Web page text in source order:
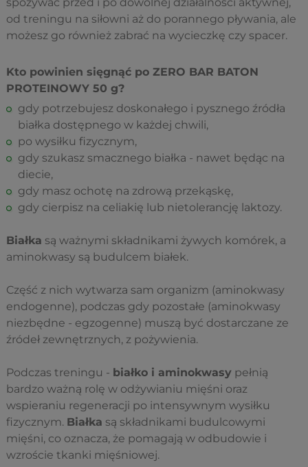
od treningu na siłowni aż do porannego pływania, ale
możesz go również zabrać na wycieczkę czy spacer.
Kto powinien sięgnąć po ZERO BAR BATON
PROTEINOWY 50 g?
gdy potrzebujesz doskonałego i pysznego źródła
białka dostępnego w każdej chwili,
po wysiłku fizycznym,
gdy szukasz smacznego białka - nawet będąc na
diecie,
gdy masz ochotę na zdrową przekąskę,
gdy cierpisz na celiakię lub nietolerancję laktozy.
Białka są ważnymi składnikami żywych komórek, a
aminokwasy są budulcem białek.
Część z nich wytwarza sam organizm (aminokwasy
endogenne), podczas gdy pozostałe (aminokwasy
niezbędne - egzogenne) muszą być dostarczane ze
źródeł zewnętrznych, z pożywienia.
Podczas treningu - białko i aminokwasy pełnią
bardzo ważną rolę w odżywianiu mięśni oraz
wspieraniu regeneracji po intensywnym wysiłku
fizycznym. Białka są składnikami budulcowymi
mięśni, co oznacza, że pomagają w odbudowie i
wzroście tkanki mięśniowej.